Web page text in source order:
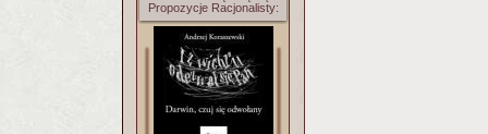
Propozycje Racjonalisty: